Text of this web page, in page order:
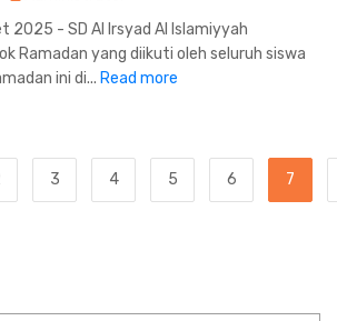
2025 - SD Al Irsyad Al Islamiyyah
Ramadan yang diikuti oleh seluruh siswa
ini di... Read more
3 4 5 6 7